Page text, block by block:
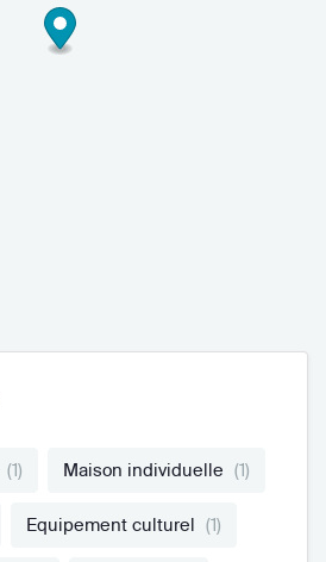
(1) Maison individuelle (1)
Equipement culturel (1)